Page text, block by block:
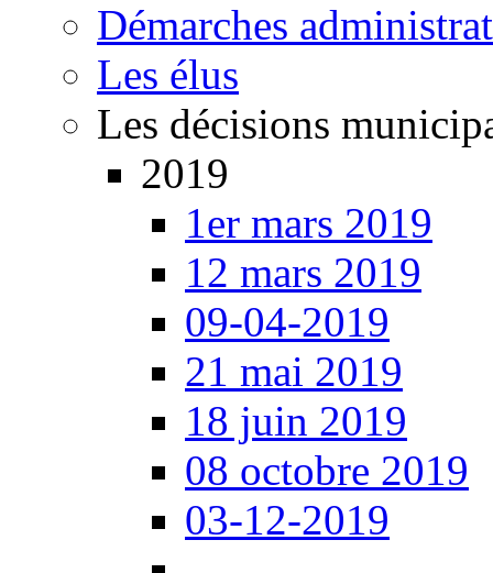
Démarches
Les élus
Les décisions
2019
1er mars 2019
12 mars 2019
09-04-2019
21 mai 2019
18 juin 2019
08 octobre 2019
03-12-2019